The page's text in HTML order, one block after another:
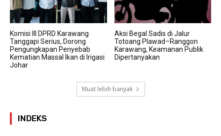
Komisi III DPRD Karawang
Tanggapi Serius, Dorong
Pengungkapan Penyebab
Kematian Massal Ikan di Irigasi
Johar
Aksi Begal Sadis di Jalur
Totoang Plawad–Ranggon
Karawang, Keamanan Publik
Dipertanyakan
Muat lebih banyak
INDEKS